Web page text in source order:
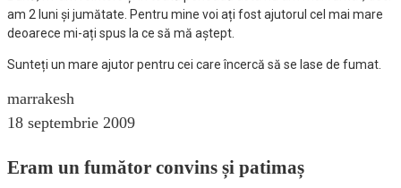
am 2 luni și jumătate. Pentru mine voi ați fost ajutorul cel mai mare
deoarece mi-ați spus la ce să mă aștept.
Sunteți un mare ajutor pentru cei care încercă să se lase de fumat.
marrakesh
18 septembrie 2009
Eram un fumător convins și patimaș